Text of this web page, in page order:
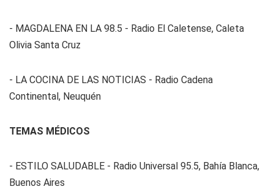
- MAGDALENA EN LA 98.5 - Radio El Caletense, Caleta
Olivia Santa Cruz
- LA COCINA DE LAS NOTICIAS - Radio Cadena
Continental, Neuquén
TEMAS MÉDICOS
- ESTILO SALUDABLE - Radio Universal 95.5, Bahía Blanca,
Buenos Aires